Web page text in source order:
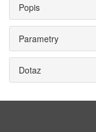
Popis
Parametry
Dotaz